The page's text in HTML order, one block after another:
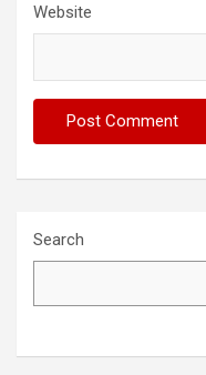
Website
Search